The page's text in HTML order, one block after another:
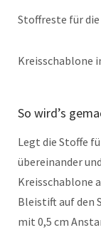
Stoffreste für
Kreisschablone
So wird’s
Legt die Stoffe
übereinander
Kreisschablone
Bleistift auf den
mit 0,5 cm